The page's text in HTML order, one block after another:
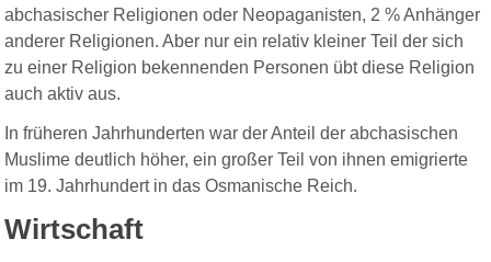
abchasischer Religionen oder Neopaganisten, 2 % Anhänger
anderer Religionen. Aber nur ein relativ kleiner Teil der sich
zu einer Religion bekennenden Personen übt diese Religion
auch aktiv aus.
In früheren Jahrhunderten war der Anteil der abchasischen
Muslime deutlich höher, ein großer Teil von ihnen emigrierte
im 19. Jahrhundert in das Osmanische Reich.
Wirtschaft